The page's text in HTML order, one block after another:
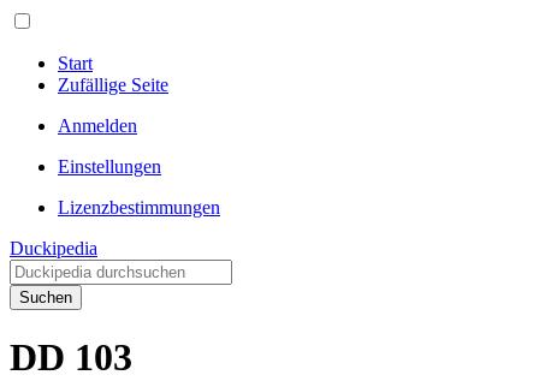
Start
Zufällige Seite
Anmelden
Einstellungen
Lizenzbestimmungen
Duckipedia
Suchen
DD 103